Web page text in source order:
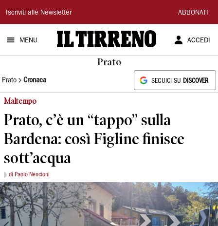
Il
Tirreno
Iscriviti alle Newsletter ABBONATI
MENU ACCEDI
Prato
Prato Cronaca SEGUICI SU DISCOVER
Maltempo
Prato, c’è un “tappo” sulla
Bardena: così Figline finisce
sott’acqua
di Paolo Nencioni